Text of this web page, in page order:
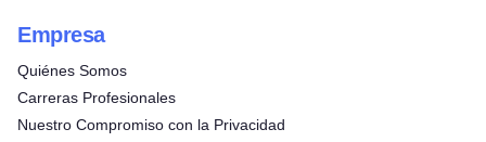
Empresa
Quiénes Somos
Carreras Profesionales
Nuestro Compromiso con la Privacidad